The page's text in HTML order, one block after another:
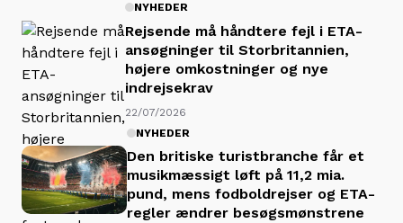
NYHEDER
Rejsende må håndtere fejl i ETA-
ansøgninger til Storbritannien,
højere omkostninger og nye
indrejsekrav
22/07/2026
NYHEDER
Den britiske turistbranche får et
musikmæssigt løft på 11,2 mia.
pund, mens fodboldrejser og ETA-
regler ændrer besøgsmønstrene